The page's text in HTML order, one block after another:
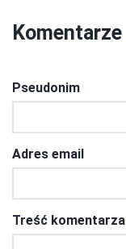
Komentarze
Pseudonim
Adres email
Treść komentarza